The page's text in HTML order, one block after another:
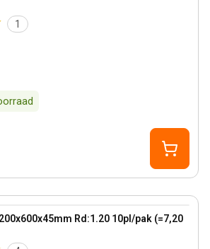
1
Rd:1.20 10pl/pak (=7,20